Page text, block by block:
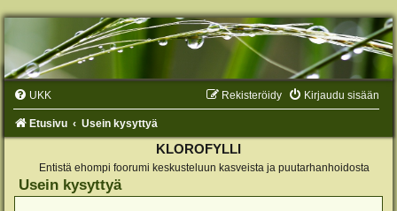
UKK Kirjaudu sisään
Rekisteröidy
Etusivu Usein kysyttyä
KLOROFYLLI
Entistä ehompi foorumi keskusteluun kasveista ja puutarhanhoidosta
Usein kysyttyä